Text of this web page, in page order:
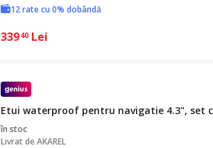
12 rate cu 0% dobândă
33940 Lei
Etui waterproof pentru navigatie 4.3", set
în stoc
Livrat deAKAREL